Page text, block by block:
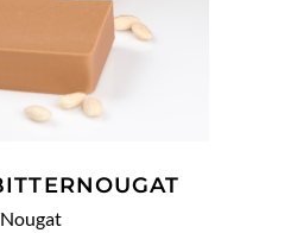
Nougat